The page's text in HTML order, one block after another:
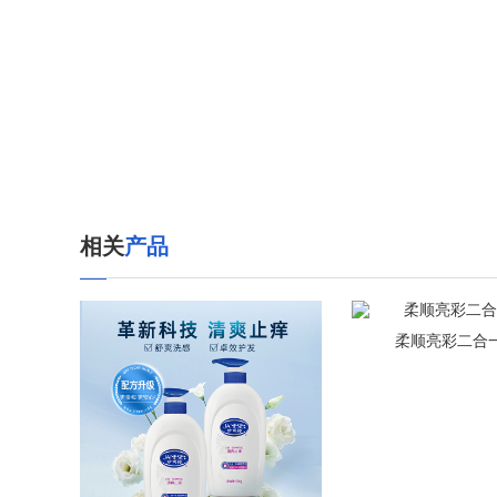
相关产品
柔顺亮彩二合